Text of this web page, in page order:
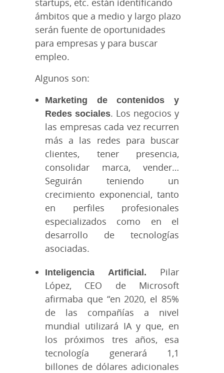
startups, etc. están identificando
ámbitos que a medio y largo plazo
serán fuente de oportunidades
para empresas y para buscar
empleo.
Algunos son:
Marketing de contenidos y
Redes sociales. Los negocios y
las empresas cada vez recurren
más a las redes para buscar
clientes, tener presencia,
consolidar marca, vender…
Seguirán teniendo un
crecimiento exponencial, tanto
en perfiles profesionales
especializados como en el
desarrollo de tecnologías
asociadas.
Inteligencia Artificial. Pilar
López, CEO de Microsoft
afirmaba que “en 2020, el 85%
de las compañías a nivel
mundial utilizará IA y que, en
los próximos tres años, esa
tecnología generará 1,1
billones de dólares adicionales